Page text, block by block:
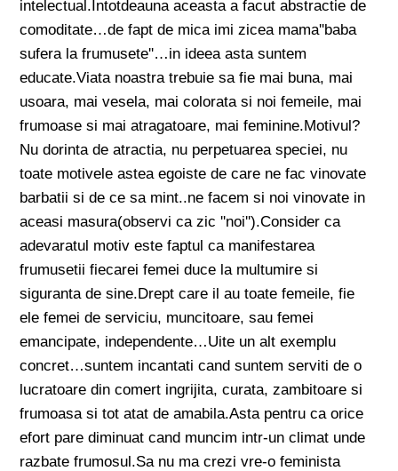
intelectual.Intotdeauna aceasta a facut abstractie de
comoditate…de fapt de mica imi zicea mama''baba
sufera la frumusete''…in ideea asta suntem
educate.Viata noastra trebuie sa fie mai buna, mai
usoara, mai vesela, mai colorata si noi femeile, mai
frumoase si mai atragatoare, mai feminine.Motivul?
Nu dorinta de atractia, nu perpetuarea speciei, nu
toate motivele astea egoiste de care ne fac vinovate
barbatii si de ce sa mint..ne facem si noi vinovate in
aceasi masura(observi ca zic ''noi'').Consider ca
adevaratul motiv este faptul ca manifestarea
frumusetii fiecarei femei duce la multumire si
siguranta de sine.Drept care il au toate femeile, fie
ele femei de serviciu, muncitoare, sau femei
emancipate, independente…Uite un alt exemplu
concret…suntem incantati cand suntem serviti de o
lucratoare din comert ingrijita, curata, zambitoare si
frumoasa si tot atat de amabila.Asta pentru ca orice
efort pare diminuat cand muncim intr-un climat unde
razbate frumosul.Sa nu ma crezi vre-o feminista